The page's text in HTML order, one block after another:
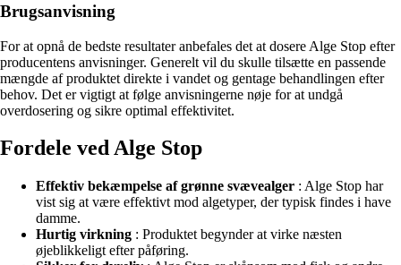
Brugsanvisning
For at opnå de bedste resultater anbefales det at dosere Alge Stop efter
producentens anvisninger. Generelt vil du skulle tilsætte en passende
mængde af produktet direkte i vandet og gentage behandlingen efter
behov. Det er vigtigt at følge anvisningerne nøje for at undgå
overdosering og sikre optimal effektivitet.
Fordele ved Alge Stop
Effektiv bekæmpelse af grønne svævealger : Alge Stop har
vist sig at være effektivt mod algetyper, der typisk findes i have
damme.
Hurtig virkning : Produktet begynder at virke næsten
øjeblikkeligt efter påføring.